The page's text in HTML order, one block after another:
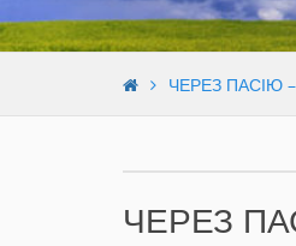
ЧЕРЕЗ ПАСІЮ
ЧЕРЕЗ